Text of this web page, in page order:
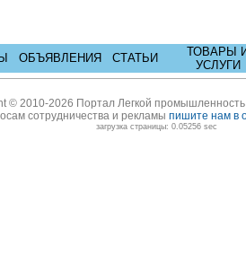
ОБЪЯВЛЕНИЯ СТАТЬИ
ТОВАРЫ
УСЛУГИ
© 2010-2026 Портал Легкой
сотрудничества и рекламы пишите нам в
загрузка страницы: 0.05256 sec